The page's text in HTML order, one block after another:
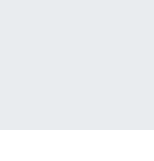
ve Fikstür